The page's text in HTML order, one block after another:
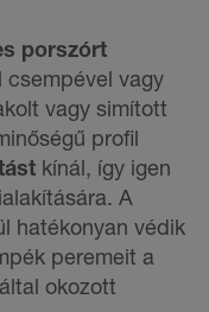
porszórt
csempével vagy
vagy simított
profil
kínál, így igen
A
hatékonyan védik
peremeit a
okozott